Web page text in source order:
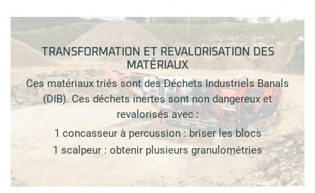
TRANSFORMATION ET REVALORISATION DES
MATÉRIAUX
Ces matériaux triés sont des Déchets Industriels Banals
(DIB). Ces déchets inertes sont non dangereux et
revalorisés avec :
1 concasseur à percussion : briser les blocs
1 scalpeur : obtenir plusieurs granulométries